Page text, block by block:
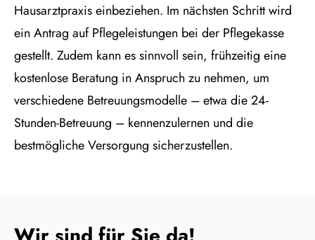
Hausarztpraxis einbeziehen. Im nächsten Schritt wird
ein Antrag auf Pflegeleistungen bei der Pflegekasse
gestellt. Zudem kann es sinnvoll sein, frühzeitig eine
kostenlose Beratung in Anspruch zu nehmen, um
verschiedene Betreuungsmodelle – etwa die 24-
Stunden-Betreuung – kennenzulernen und die
bestmögliche Versorgung sicherzustellen.